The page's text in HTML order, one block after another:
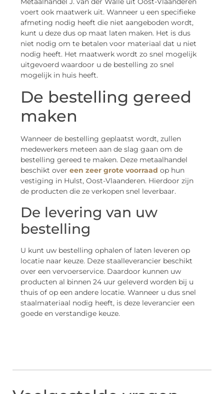
voert ook maatwerk uit. Wanneer u een specifieke
afmeting nodig heeft die niet aangeboden wordt,
kunt u deze dus op maat laten maken. Het is dus
niet nodig om te betalen voor materiaal dat u niet
nodig heeft. Het maatwerk wordt zo snel mogelijk
uitgevoerd waardoor u de bestelling zo snel
mogelijk in huis heeft.
De bestelling gereed
maken
Wanneer de bestelling geplaatst wordt, zullen
medewerkers meteen aan de slag gaan om de
bestelling gereed te maken. Deze metaalhandel
beschikt over een zeer grote voorraad op hun
vestiging in Hulst, Oost-Vlaanderen. Hierdoor zijn
de producten die ze verkopen snel leverbaar.
De levering van uw
bestelling
U kunt uw bestelling ophalen of laten leveren op
locatie naar keuze. Deze staalleverancier beschikt
over een vervoerservice. Daardoor kunnen uw
producten al binnen 24 uur geleverd worden bij u
thuis of op een andere locatie. Wanneer u dus snel
staalmateriaal nodig heeft, is deze leverancier een
goede en verstandige keuze.